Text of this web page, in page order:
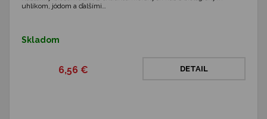
uhlíkom, jódom a ďalšími…
Skladom
6,56 € DETAIL